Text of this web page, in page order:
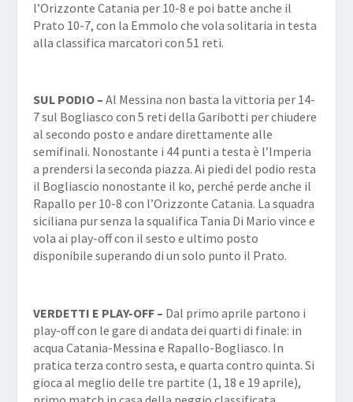
l’Orizzonte Catania per 10-8 e poi batte anche il
Prato 10-7, con la Emmolo che vola solitaria in testa
alla classifica marcatori con 51 reti.
SUL PODIO – Al Messina non basta la vittoria per 14-
7 sul Bogliasco con 5 reti della Garibotti per chiudere
al secondo posto e andare direttamente alle
semifinali. Nonostante i 44 punti a testa è l’Imperia
a prendersi la seconda piazza. Ai piedi del podio resta
il Bogliascio nonostante il ko, perché perde anche il
Rapallo per 10-8 con l’Orizzonte Catania. La squadra
siciliana pur senza la squalifica Tania Di Mario vince e
vola ai play-off con il sesto e ultimo posto
disponibile superando di un solo punto il Prato.
VERDETTI E PLAY-OFF – Dal primo aprile partono i
play-off con le gare di andata dei quarti di finale: in
acqua Catania-Messina e Rapallo-Bogliasco. In
pratica terza contro sesta, e quarta contro quinta. Si
gioca al meglio delle tre partite (1, 18 e 19 aprile),